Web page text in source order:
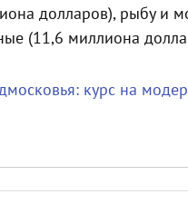
долларов), рыбу и
(11,6 миллиона
курс на